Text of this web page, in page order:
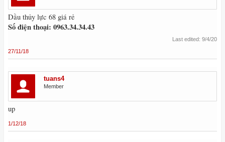
Dầu thủy lực 68 giá rẻ
Số điện thoại: 0963.34.34.43
Last edited: 9/4/20
27/11/18
tuans4
Member
up
1/12/18